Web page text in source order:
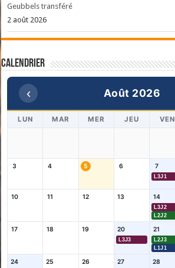
Geubbels transféré
2 août 2026
Calendrier
‹ Août 2026
LUN MAR MER JEU VEN
3 4 5 6 7
L3J1
10 11 12 13 14
L3J2
L2J2
17 18 19 20
L3J3
21
L2J3
L1J1
24 25 26 27 28